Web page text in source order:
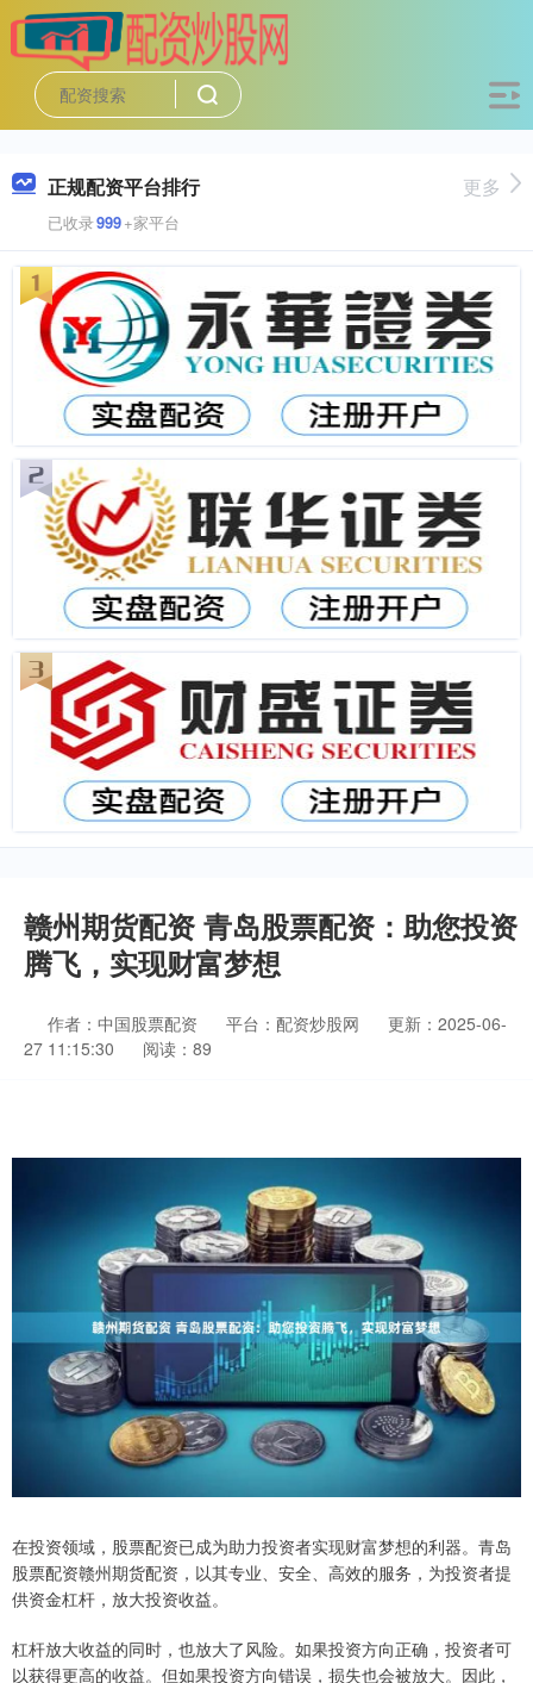
正规配资平台排行
已收录999+家平台
更多
赣州期货配资 青岛股票配资：助您投资
腾飞，实现财富梦想
作者：中国股票配资 平台：配资炒股网
更新：2025-06-
27 11:15:30
阅读：89
在投资领域，股票配资已成为助力投资者实现财富梦想的利器。青岛
股票配资赣州期货配资，以其专业、安全、高效的服务，为投资者提
供资金杠杆，放大投资收益。
杠杆放大收益的同时，也放大了风险。如果投资方向正确，投资者可
以获得更高的收益。但如果投资方向错误，损失也会被放大。因此，